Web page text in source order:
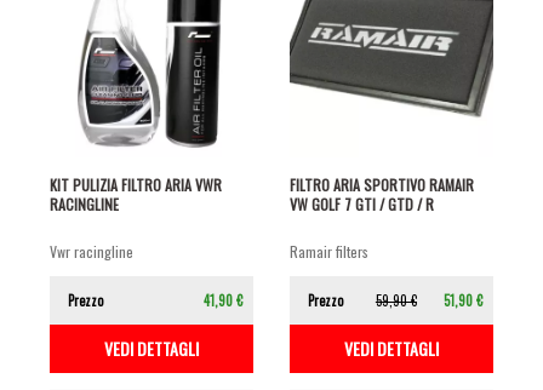
KIT PULIZIA FILTRO ARIA VWR
RACINGLINE
vwr racingline
Prezzo 41,90 €
VEDI DETTAGLI
FILTRO ARIA SPORTIVO RAMAIR
VW GOLF 7 GTI / GTD / R
ramair filters
Prezzo 59,90 € 51,90 €
VEDI DETTAGLI